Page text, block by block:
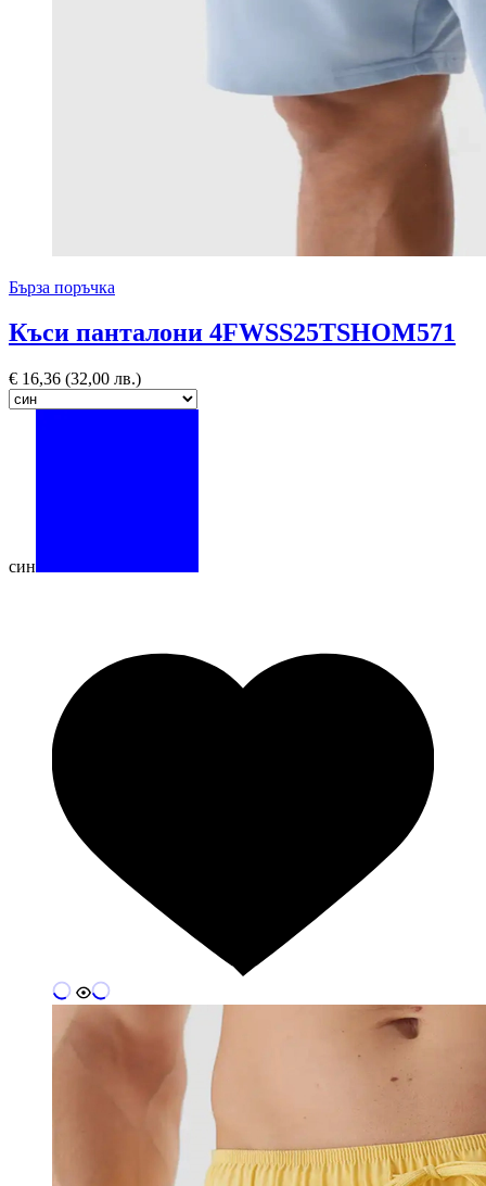
Бърза поръчка
Къси панталони 4FWSS25TSHOM571
€ 16,36 (32,00 лв.)
син